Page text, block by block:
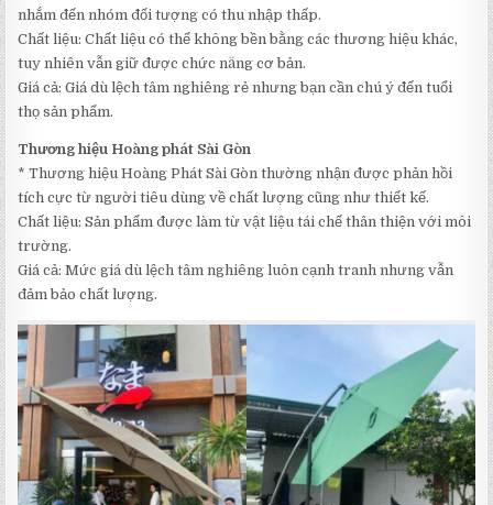
nhắm đến nhóm đối tượng có thu nhập thấp.
Chất liệu: Chất liệu có thể không bền bằng các thương hiệu khác,
tuy nhiên vẫn giữ được chức năng cơ bản.
Giá cả: Giá dù lệch tâm nghiêng rẻ nhưng bạn cần chú ý đến tuổi
thọ sản phẩm.
Thương hiệu Hoàng phát Sài Gòn
* Thương hiệu Hoàng Phát Sài Gòn thường nhận được phản hồi
tích cực từ người tiêu dùng về chất lượng cũng như thiết kế.
Chất liệu: Sản phẩm được làm từ vật liệu tái chế thân thiện với môi
trường.
Giá cả: Mức giá dù lệch tâm nghiêng luôn cạnh tranh nhưng vẫn
đảm bảo chất lượng.